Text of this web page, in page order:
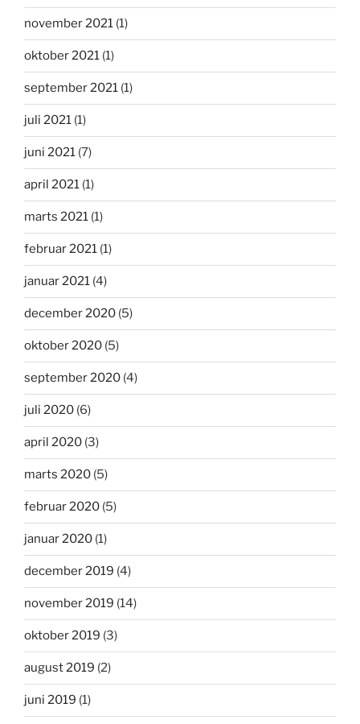
november 2021 (1)
oktober 2021 (1)
september 2021 (1)
juli 2021 (1)
juni 2021 (7)
april 2021 (1)
marts 2021 (1)
februar 2021 (1)
januar 2021 (4)
december 2020 (5)
oktober 2020 (5)
september 2020 (4)
juli 2020 (6)
april 2020 (3)
marts 2020 (5)
februar 2020 (5)
januar 2020 (1)
december 2019 (4)
november 2019 (14)
oktober 2019 (3)
august 2019 (2)
juni 2019 (1)